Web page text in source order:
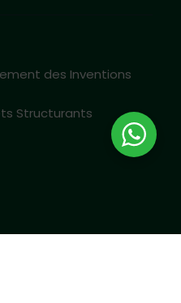
des Inventions
Structurants